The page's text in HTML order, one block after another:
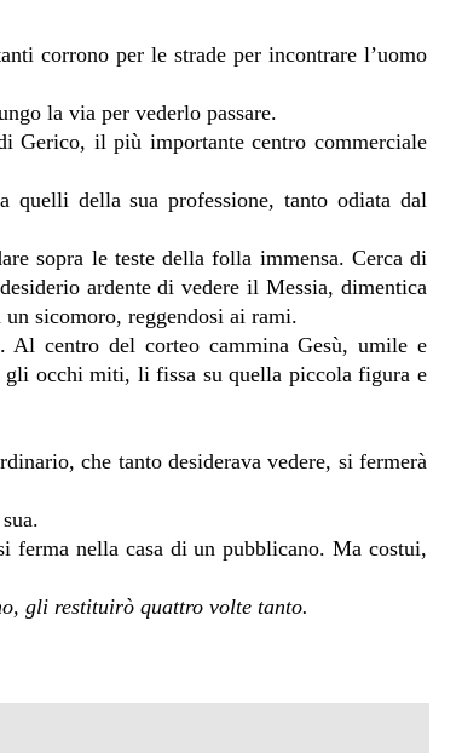
corrono per le strade per incontrare l’uomo
la via per vederlo passare.
Gerico, il più importante centro commerciale
quelli della sua professione, tanto odiata dal
sopra le teste della folla immensa. Cerca di
ardente di vedere il Messia, dimentica
sicomoro, reggendosi ai rami.
Al centro del corteo cammina Gesù, umile e
gli occhi miti, li fissa su quella piccola figura e
che tanto desiderava vedere, si fermerà
ferma nella casa di un pubblicano. Ma costui,
gli restituirò quattro volte tanto.